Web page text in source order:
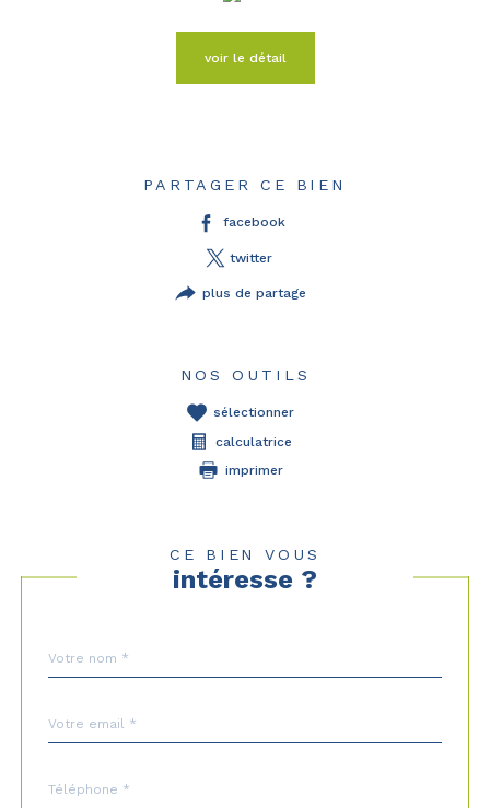
voir le détail
PARTAGER CE BIEN
facebook
twitter
plus de partage
NOS OUTILS
sélectionner
calculatrice
imprimer
CE BIEN VOUS
intéresse ?
par
*
*
*